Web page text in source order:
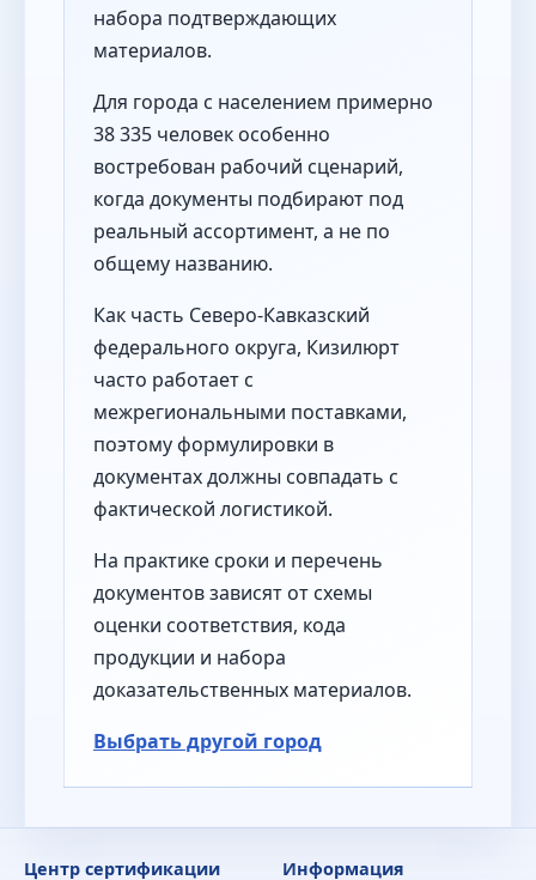
набора подтверждающих
материалов.
Для города с населением примерно
38 335 человек особенно
востребован рабочий сценарий,
когда документы подбирают под
реальный ассортимент, а не по
общему названию.
Как часть Северо-Кавказский
федерального округа, Кизилюрт
часто работает с
межрегиональными поставками,
поэтому формулировки в
документах должны совпадать с
фактической логистикой.
На практике сроки и перечень
документов зависят от схемы
оценки соответствия, кода
продукции и набора
доказательственных материалов.
Выбрать другой город
Центр сертификации
Информация